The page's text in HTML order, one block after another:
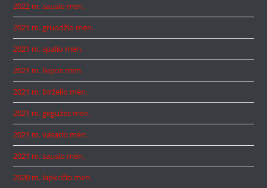
2022 m. sausio mėn.
2021 m. gruodžio mėn.
2021 m. spalio mėn.
2021 m. liepos mėn.
2021 m. birželio mėn.
2021 m. gegužės mėn.
2021 m. vasario mėn.
2021 m. sausio mėn.
2020 m. lapkričio mėn.